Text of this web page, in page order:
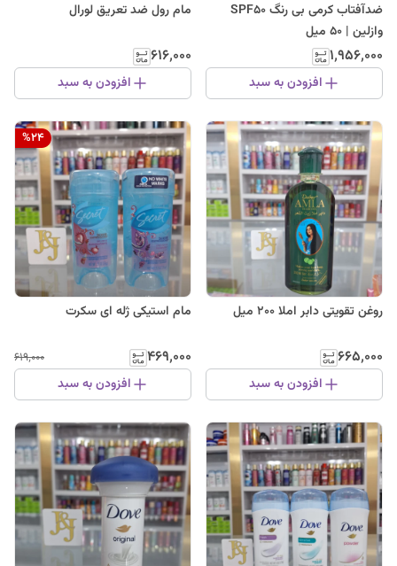
ضدآفتاب کرمی بی رنگ SPF50
وازلین | 50 میل
۱٬۹۵۶٬۰۰۰
افزودن به سبد
مام رول ضد تعریق لورال
۶۱۶٬۰۰۰
افزودن به سبد
روغن تقویتی دابر املا ۲۰۰ میل
۶۶۵٬۰۰۰
افزودن به سبد
%24
مام استیکی ژله ای سکرت
۴۶۹٬۰۰۰ ۶۱۹٬۰۰۰
افزودن به سبد